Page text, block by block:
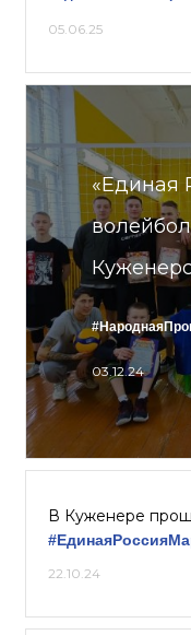
05.06.25
«Единая
03.12.24
В Куженере
22.10.24